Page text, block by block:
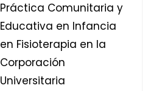
Práctica Comunitaria y
Educativa en Infancia
en Fisioterapia en la
Corporación
Universitaria